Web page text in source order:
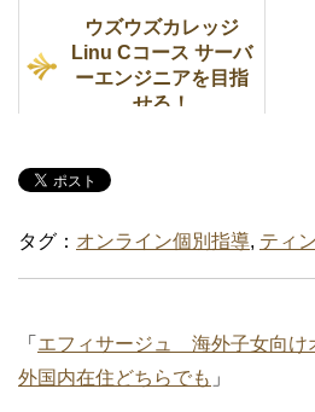
ウズウズカレッジ
Linu Cコース サーバ
ーエンジニアを目指
せる！
タグ： オンライン個別指導, ティ
「 エフィサージュ 海外子女向け
外国内在住どちらでも 」